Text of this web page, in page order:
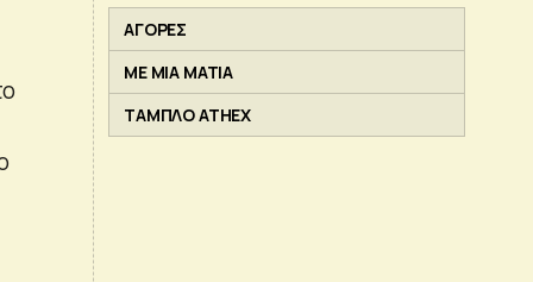
ΑΓΟΡΕΣ
ΜΕ ΜΙΑ ΜΑΤΙΑ
ΤΑΜΠΛΟ ATHEX